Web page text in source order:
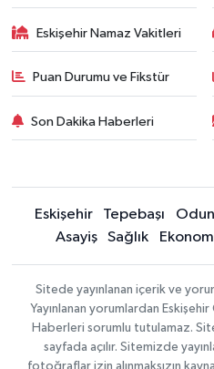
Eskişehir Namaz Vakitleri
Puan Durumu ve Fikstür
Son Dakika Haberleri
Eskişehir Tepebaşı
Asayiş
Sağlık
Sitede yayınlanan içerik ve
Yayınlanan yorumlardan
Haberleri sorumlu tutulamaz.
sayfada açılır. Sitemizde